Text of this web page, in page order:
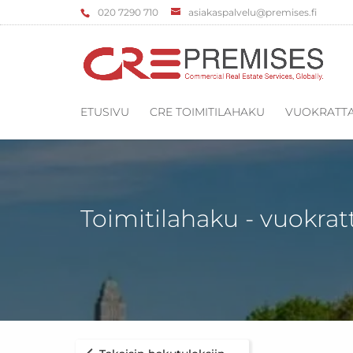
‌020 7290 710 asiakaspalvelu@premises.fi
ETUSIVU CRE TOIMITILAHAKU
Toimitilahaku -